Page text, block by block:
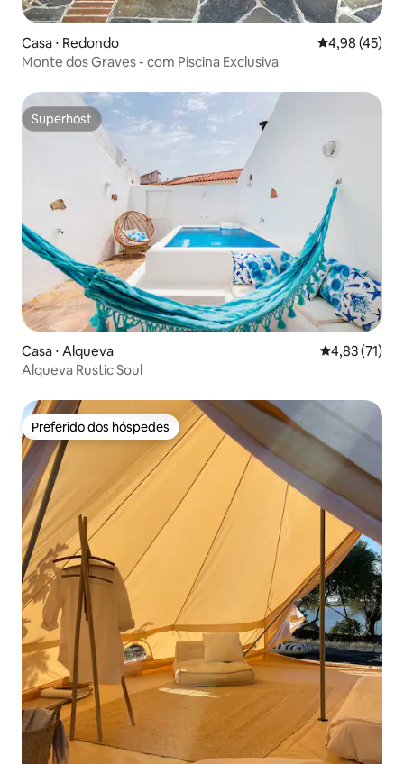
Casa ⋅ Redondo 4,98 de uma
4,98 (45)
Monte dos Graves - com Piscina Exclusiva
Superhost
Superhost
Casa ⋅ Alqueva 4,83 de uma
4,83 (71)
Alqueva Rustic Soul
Preferido dos hóspedes
Preferido dos hóspedes